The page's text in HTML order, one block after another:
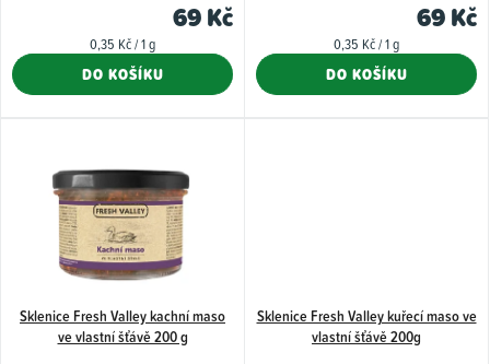
t
ů
69 Kč
Měrná
0,35 Kč / 1 g
DO KOŠÍKU
69 Kč
Měrná
0,35 Kč / 1 g
DO KOŠÍKU
Sklenice Fresh Valley kachní maso
ve vlastní šťávě 200 g
Sklenice Fresh Valley kuřecí maso ve
vlastní šťávě 200g